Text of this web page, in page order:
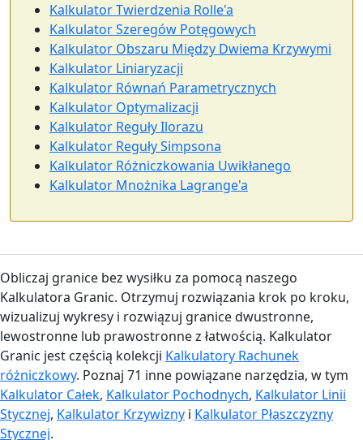
Kalkulator Twierdzenia Rolle'a
Kalkulator Szeregów Potęgowych
Kalkulator Obszaru Między Dwiema Krzywymi
Kalkulator Liniaryzacji
Kalkulator Równań Parametrycznych
Kalkulator Optymalizacji
Kalkulator Reguły Ilorazu
Kalkulator Reguły Simpsona
Kalkulator Różniczkowania Uwikłanego
Kalkulator Mnożnika Lagrange'a
Obliczaj granice bez wysiłku za pomocą naszego
Kalkulatora Granic. Otrzymuj rozwiązania krok po kroku,
wizualizuj wykresy i rozwiązuj granice dwustronne,
lewostronne lub prawostronne z łatwością. Kalkulator
Granic jest częścią kolekcji Kalkulatory Rachunek
różniczkowy. Poznaj 71 inne powiązane narzędzia, w tym
Kalkulator Całek, Kalkulator Pochodnych, Kalkulator Linii
Stycznej, Kalkulator Krzywizny i Kalkulator Płaszczyzny
Stycznej.